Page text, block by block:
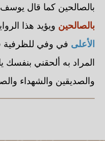
بالصالحين كما قال
بالصالحين ويؤيد هذا
الأعلى في وفي للظرفية
المراد به ألحقني بنفسك
والصديقين والشهداء